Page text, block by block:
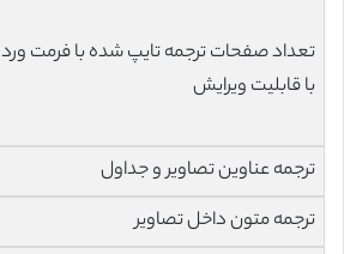
تعداد صفحات ترجمه تایپ شده با فرمت ورد
با قابلیت ویرایش
ترجمه عناوین تصاویر و جداول
ترجمه متون داخل تصاویر